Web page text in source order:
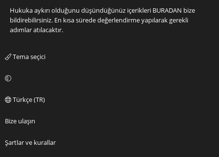
Hukuka aykırı olduğunu düşündüğünüz içerikleri BURADAN bize
bildirebilirsiniz. En kısa sürede değerlendirme yapılarak gerekli
adımlar atılacaktır.
Tema seçici
Türkçe (TR)
Bize ulaşın
Şartlar ve kurallar